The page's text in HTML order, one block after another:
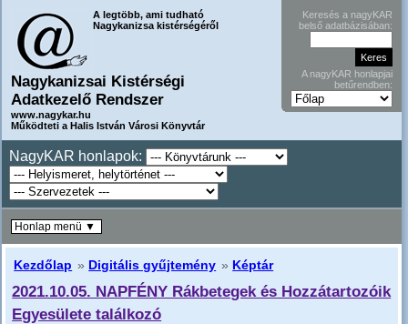
A legtöbb, ami tudható
Nagykanizsa kistérségéről
Nagykanizsai Kistérségi
Adatkezelő Rendszer
www.nagykar.hu
Működteti a Halis István Városi Könyvtár
Keresés a nagyKAR
belső adatbázisában:
A nagyKAR honlapjai
betűrendben:
NagyKAR honlapok:
Kezdőlap » Digitális gyűjtemény » Képtár
2021.10.05. NAPFÉNY Rákbetegek és Hozzátartozóik
Egyesülete találkozó
Honlap menü ▼